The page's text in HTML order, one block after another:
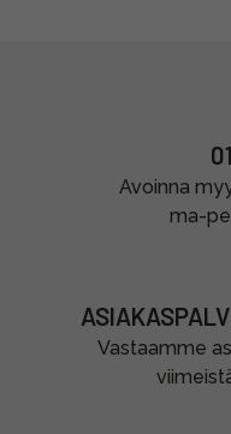
Avoinna
ma-pe
Vastaamme